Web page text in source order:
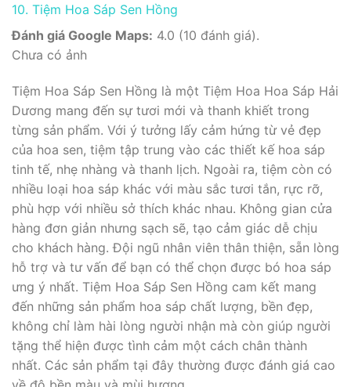
10. Tiệm Hoa Sáp Sen Hồng
Đánh giá Google Maps: 4.0 (10 đánh giá).
Chưa có ảnh
Tiệm Hoa Sáp Sen Hồng là một Tiệm Hoa Hoa Sáp Hải
Dương mang đến sự tươi mới và thanh khiết trong
từng sản phẩm. Với ý tưởng lấy cảm hứng từ vẻ đẹp
của hoa sen, tiệm tập trung vào các thiết kế hoa sáp
tinh tế, nhẹ nhàng và thanh lịch. Ngoài ra, tiệm còn có
nhiều loại hoa sáp khác với màu sắc tươi tắn, rực rỡ,
phù hợp với nhiều sở thích khác nhau. Không gian cửa
hàng đơn giản nhưng sạch sẽ, tạo cảm giác dễ chịu
cho khách hàng. Đội ngũ nhân viên thân thiện, sẵn lòng
hỗ trợ và tư vấn để bạn có thể chọn được bó hoa sáp
ưng ý nhất. Tiệm Hoa Sáp Sen Hồng cam kết mang
đến những sản phẩm hoa sáp chất lượng, bền đẹp,
không chỉ làm hài lòng người nhận mà còn giúp người
tặng thể hiện được tình cảm một cách chân thành
nhất. Các sản phẩm tại đây thường được đánh giá cao